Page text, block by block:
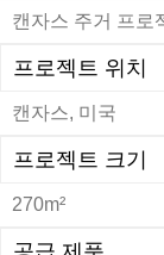
캔자스 주거 프로
프로젝트 위치
캔자스, 미국
프로젝트 크기
270m²